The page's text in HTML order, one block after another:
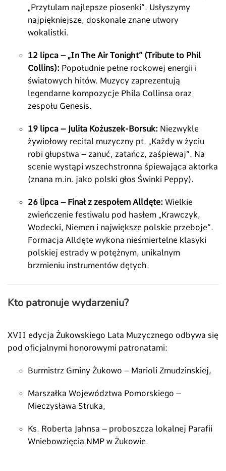
„Przytulam najlepsze piosenki”. Usłyszymy
najpiękniejsze, doskonale znane utwory
wokalistki.
12 lipca – „In The Air Tonight” (Tribute to Phil
Collins): Popołudnie pełne rockowej energii i
światowych hitów. Muzycy zaprezentują
legendarne kompozycje Phila Collinsa oraz
zespołu Genesis.
19 lipca – Julita Kożuszek-Borsuk: Niezwykle
żywiołowy recital muzyczny pt. „Każdy w życiu
robi głupstwa – zanuć, zatańcz, zaśpiewaj”. Na
scenie wystąpi wszechstronna śpiewająca aktorka
(znana m.in. jako polski głos Świnki Peppy).
26 lipca – Finał z zespołem Alldęte: Wielkie
zwieńczenie festiwalu pod hasłem „Krawczyk,
Wodecki, Niemen i największe polskie przeboje”.
Formacja Alldęte wykona nieśmiertelne klasyki
polskiej estrady w potężnym, unikalnym
brzmieniu instrumentów dętych.
Kto patronuje wydarzeniu?
XVII edycja Żukowskiego Lata Muzycznego odbywa się
pod oficjalnymi honorowymi patronatami:
Burmistrz Gminy Żukowo – Marioli Zmudzinskiej,
Marszałka Województwa Pomorskiego –
Mieczysława Struka,
Ks. Roberta Jahnsa – proboszcza lokalnej Parafii
Wniebowzięcia NMP w Żukowie.